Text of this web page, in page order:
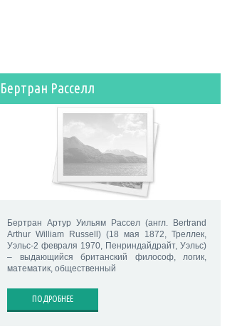
Бертран Расселл
Бертран Артур Уильям Рассел (англ. Bertrand
Arthur William Russell) (18 мая 1872, Треллек,
Уэльс-2 февраля 1970, Пенриндайдрайт, Уэльс)
– выдающийся британский философ, логик,
математик, общественный
ПОДРОБНЕЕ